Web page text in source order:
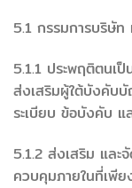
5.1 กรรมการบริษั
5.1.1 ประพฤติตนเ
ส่งเสริมผู้ใต้บังคับ
ระเบียบ ข้อบังคับ แ
5.1.2 ส่งเสริม และ
ควบคุมภายในที่เพี